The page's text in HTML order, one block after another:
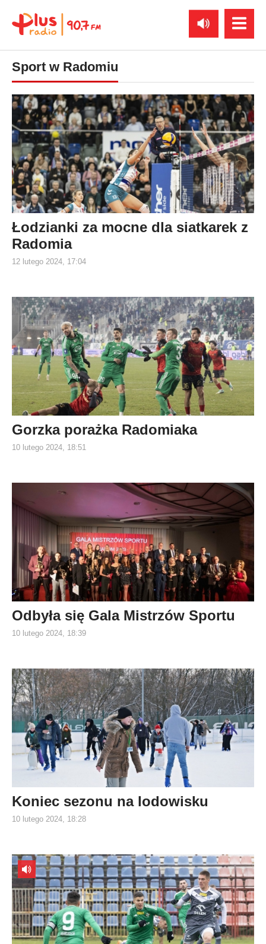
Sport w Radomiu
Łodzianki za mocne dla siatkarek z
Radomia
12 lutego 2024, 17:04
Gorzka porażka Radomiaka
10 lutego 2024, 18:51
Odbyła się Gala Mistrzów Sportu
10 lutego 2024, 18:39
Koniec sezonu na lodowisku
10 lutego 2024, 18:28